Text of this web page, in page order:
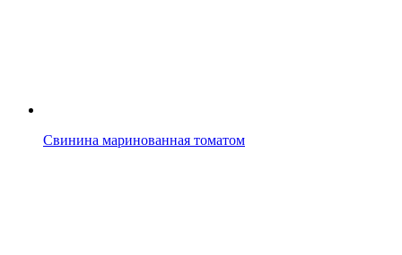
Свинина маринованная томатом